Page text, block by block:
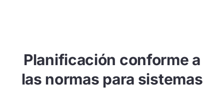
Planificación conforme a
las normas para sistemas